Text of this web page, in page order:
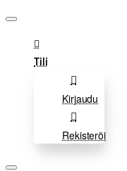
Tili
Kirjaudu
Rekisteröi